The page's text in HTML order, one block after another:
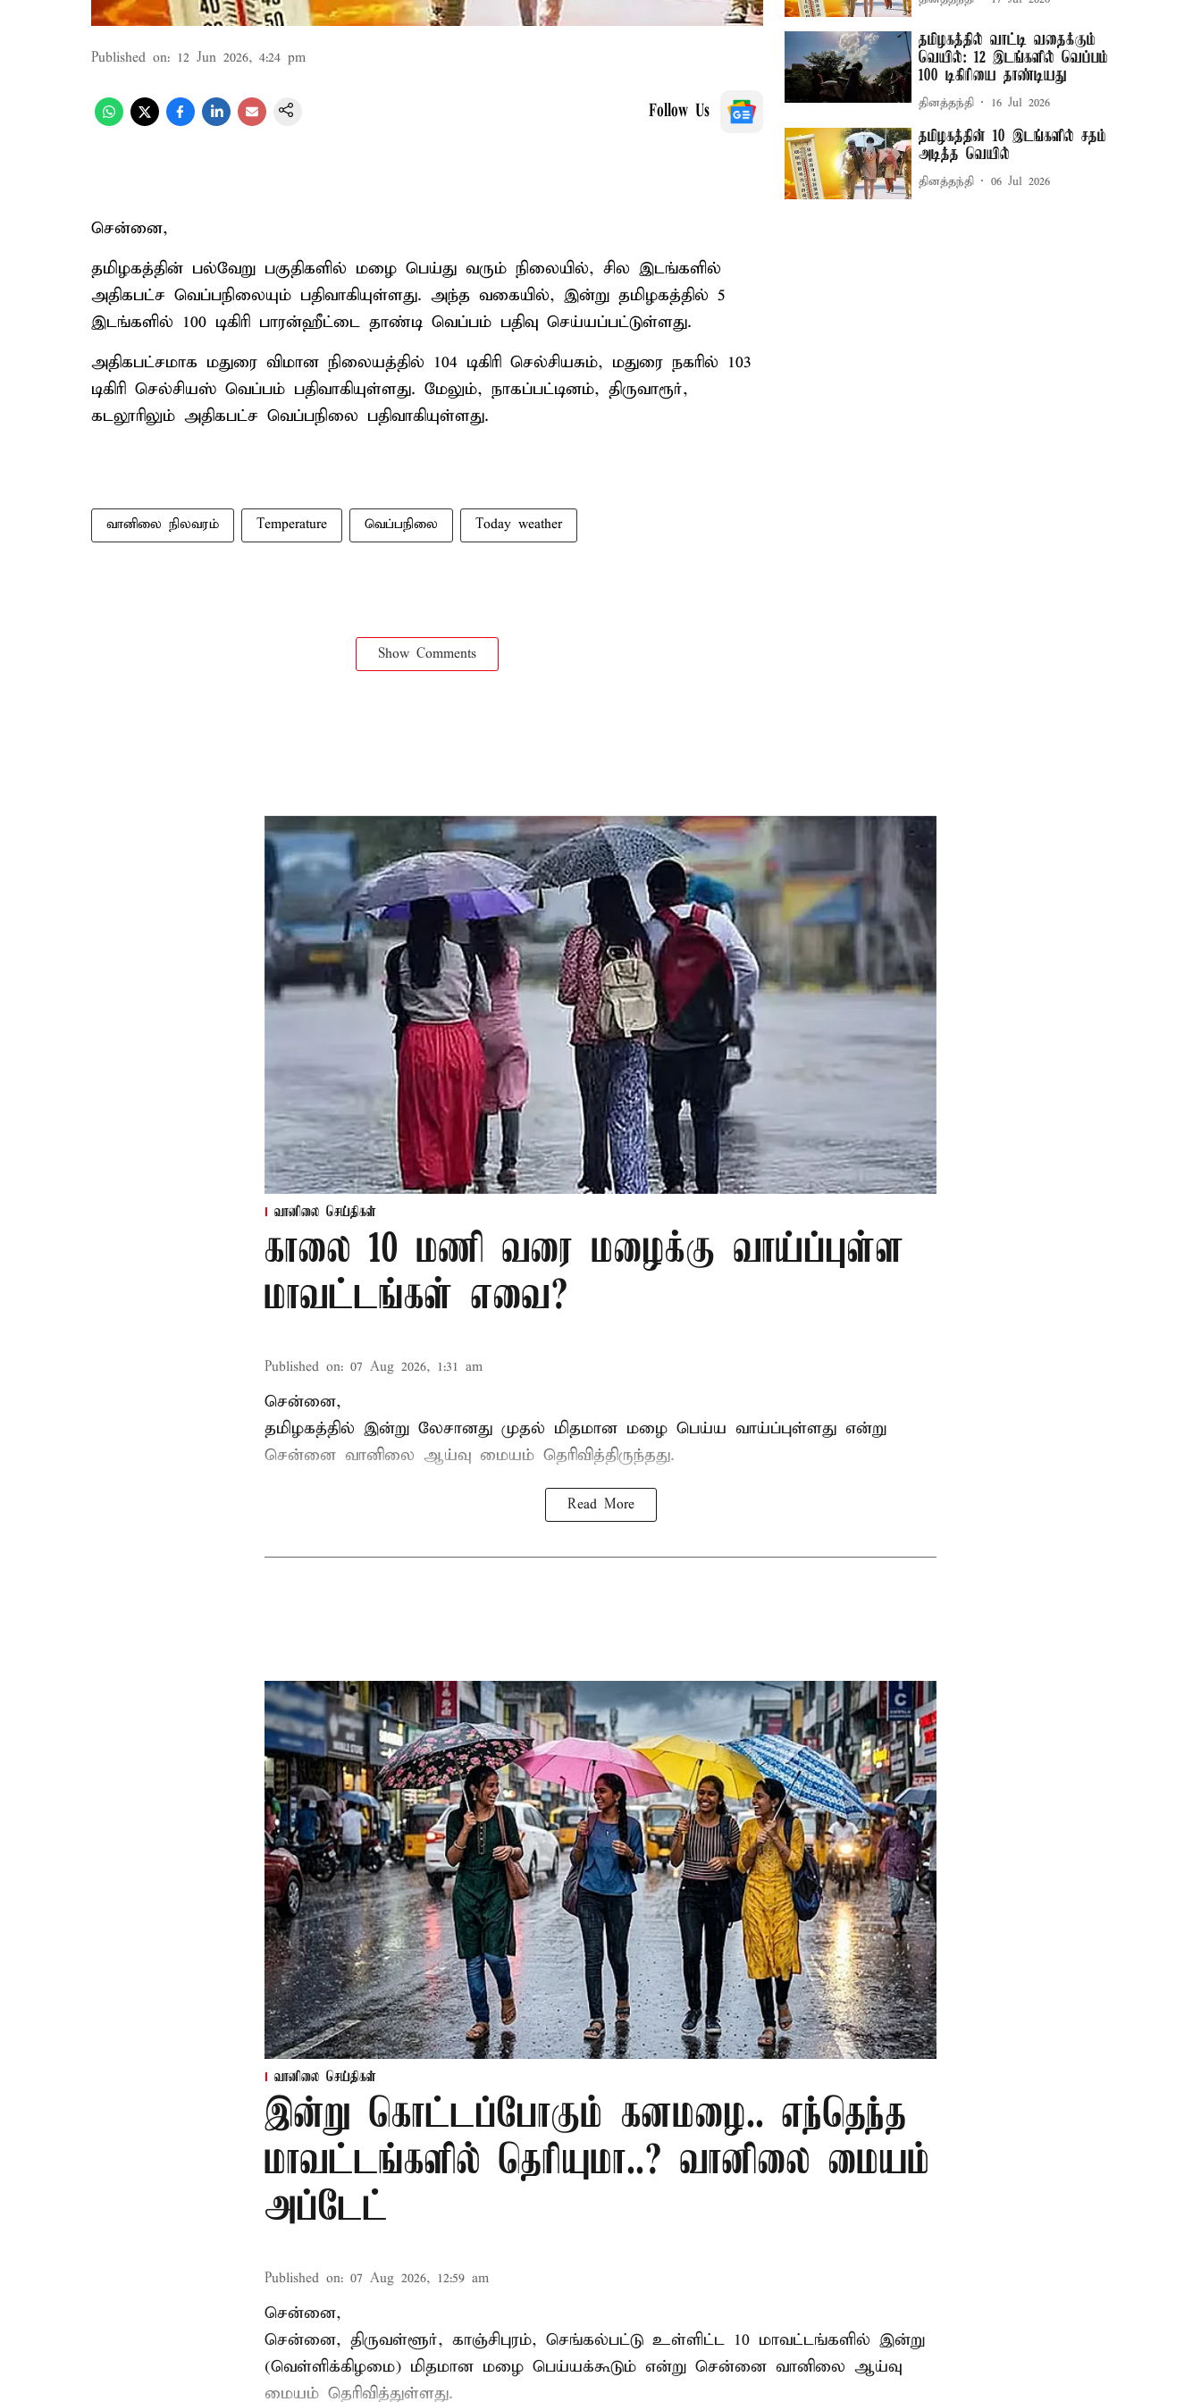
Published on: 12 Jun 2026, 4:24 pm
Follow Us
சென்னை,
தமிழகத்தின் பல்வேறு பகுதிகளில் மழை பெய்து வரும் நிலையில், சில இடங்களில்
அதிகபட்ச வெப்பநிலையும் பதிவாகியுள்ளது. அந்த வகையில், இன்று தமிழகத்தில் 5
இடங்களில் 100 டிகிரி பாரன்ஹீட்டை தாண்டி வெப்பம் பதிவு செய்யப்பட்டுள்ளது.
அதிகபட்சமாக மதுரை விமான நிலையத்தில் 104 டிகிரி செல்சியசும், மதுரை நகரில் 103
டிகிரி செல்சியஸ் வெப்பம் பதிவாகியுள்ளது. மேலும், நாகப்பட்டினம், திருவாரூர்,
கடலூரிலும் அதிகபட்ச வெப்பநிலை பதிவாகியுள்ளது.
வானிலை நிலவரம் Temperature வெப்பநிலை Today weather
Show Comments
தமிழகத்தில் வாட்டி வதைக்கும்
வெயில்: 12 இடங்களில் வெப்பம்
100 டிகிரியை தாண்டியது
தினத்தந்தி 16 Jul 2026
தமிழகத்தின் 10 இடங்களில் சதம்
அடித்த வெயில்
தினத்தந்தி 06 Jul 2026
வானிலை செய்திகள்
காலை 10 மணி வரை மழைக்கு வாய்ப்புள்ள
மாவட்டங்கள் எவை?
Published on: 07 Aug 2026, 1:31 am
சென்னை,
தமிழகத்தில் இன்று லேசானது முதல் மிதமான மழை பெய்ய வாய்ப்புள்ளது என்று
சென்னை வானிலை ஆய்வு மையம் தெரிவித்திருந்தது.
Read More
வானிலை செய்திகள்
இன்று கொட்டப்போகும் கனமழை.. எந்தெந்த
மாவட்டங்களில் தெரியுமா..? வானிலை மையம்
அப்டேட்
Published on: 07 Aug 2026, 12:59 am
சென்னை,
சென்னை, திருவள்ளூர், காஞ்சிபுரம், செங்கல்பட்டு உள்ளிட்ட 10 மாவட்டங்களில் இன்று
(வெள்ளிக்கிழமை) மிதமான மழை பெய்யக்கூடும் என்று சென்னை வானிலை ஆய்வு
மையம் தெரிவித்துள்ளது.